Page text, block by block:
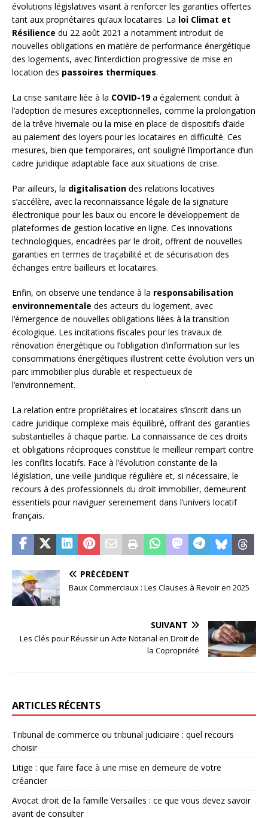
évolutions législatives visant à renforcer les garanties offertes
tant aux propriétaires qu’aux locataires. La loi Climat et
Résilience du 22 août 2021 a notamment introduit de
nouvelles obligations en matière de performance énergétique
des logements, avec l’interdiction progressive de mise en
location des passoires thermiques.
La crise sanitaire liée à la COVID-19a également conduit à
l’adoption de mesures exceptionnelles, comme la prolongation
de la trêve hivernale ou la mise en place de dispositifs d’aide
au paiement des loyers pour les locataires en difficulté. Ces
mesures, bien que temporaires, ont souligné l’importance d’un
cadre juridique adaptable face aux situations de crise.
Par ailleurs, la digitalisation des relations locatives
s’accélère, avec la reconnaissance légale de la signature
électronique pour les baux ou encore le développement de
plateformes de gestion locative en ligne. Ces innovations
technologiques, encadrées par le droit, offrent de nouvelles
garanties en termes de traçabilité et de sécurisation des
échanges entre bailleurs et locataires.
Enfin, on observe une tendance à la responsabilisation
environnementale des acteurs du logement, avec
l’émergence de nouvelles obligations liées à la transition
écologique. Les incitations fiscales pour les travaux de
rénovation énergétique ou l’obligation d’information sur les
consommations énergétiques illustrent cette évolution vers un
parc immobilier plus durable et respectueux de
l’environnement.
La relation entre propriétaires et locataires s’inscrit dans un
cadre juridique complexe mais équilibré, offrant des garanties
substantielles à chaque partie. La connaissance de ces droits
et obligations réciproques constitue le meilleur rempart contre
les conflits locatifs. Face à l’évolution constante de la
législation, une veille juridique régulière et, si nécessaire, le
recours à des professionnels du droit immobilier, demeurent
essentiels pour naviguer sereinement dans l’univers locatif
français.
PRÉCÉDENT
Baux Commerciaux : Les Clauses à Revoir en 2025
SUIVANT
Les Clés pour Réussir un Acte Notarial en Droit de
la Copropriété
ARTICLES RÉCENTS
Tribunal de commerce ou tribunal judiciaire : quel recours
choisir
Litige : que faire face à une mise en demeure de votre
créancier
Avocat droit de la famille Versailles : ce que vous devez savoir
avant de consulter